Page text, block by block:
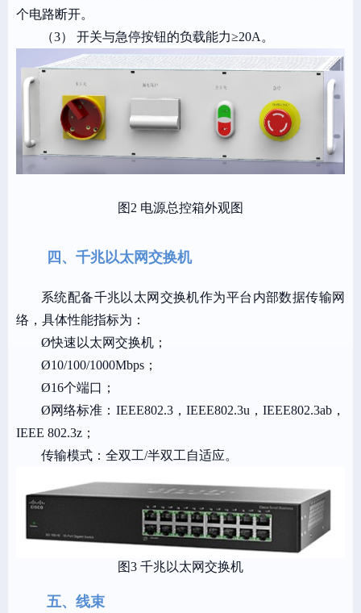
个电路断开。
（3） 开关与急停按钮的负载能力≥20A。
图2 电源总控箱外观图
四、千兆以太网交换机
系统配备千兆以太网交换机作为平台内部数据传输网
络，具体性能指标为：
Ø快速以太网交换机；
Ø10/100/1000Mbps；
Ø16个端口；
Ø网络标准：IEEE802.3，IEEE802.3u，IEEE802.3ab，
IEEE 802.3z；
传输模式：全双工/半双工自适应。
图3 千兆以太网交换机
五、线束